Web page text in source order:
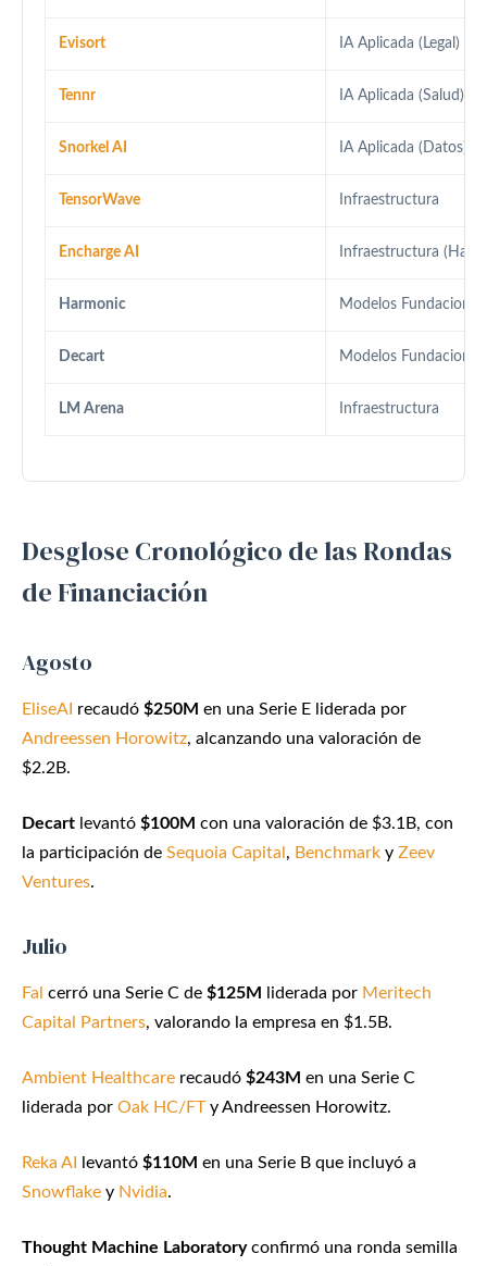
Evisort IA Aplicada (Legal)
Tennr IA Aplicada (Salud)
Snorkel AI IA Aplicada (Datos)
TensorWave Infraestructura
Encharge AI Infraestructura
Harmonic Modelos
Decart Modelos
LM Arena Infraestructura
Desglose Cronológico de las Rondas
de Financiación
Agosto
EliseAI recaudó $250M en una Serie E liderada por
Andreessen Horowitz, alcanzando una valoración de
$2.2B.
Decart levantó $100M con una valoración de $3.1B, con
la participación de Sequoia Capital , Benchmark y Zeev
Ventures.
Julio
Fal cerró una Serie C de $125M liderada por Meritech
Capital Partners, valorando la empresa en $1.5B.
Ambient Healthcare recaudó $243M en una Serie C
liderada por Oak HC/FTy Andreessen Horowitz.
Reka AI levantó $110M en una Serie B que incluyó a
Snowflake y Nvidia.
Thought Machine Laboratoryconfirmó una ronda semilla